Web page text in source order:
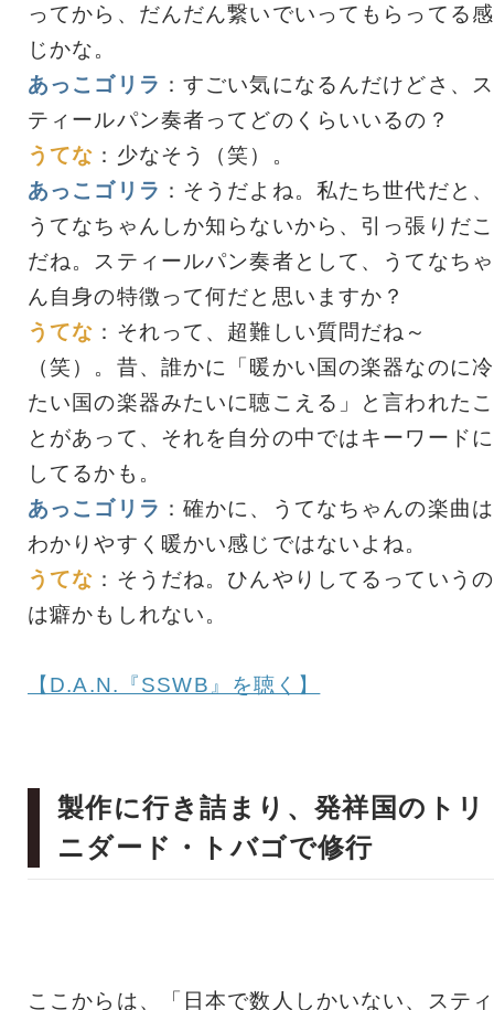
ってから、だんだん繋いでいってもらってる感
じかな。
あっこゴリラ ：すごい気になるんだけどさ、ス
ティールパン奏者ってどのくらいいるの？
うてな ：少なそう（笑）。
あっこゴリラ ：そうだよね。私たち世代だと、
うてなちゃんしか知らないから、引っ張りだこ
だね。スティールパン奏者として、うてなちゃ
ん自身の特徴って何だと思いますか？
うてな ：それって、超難しい質問だね～
（笑）。昔、誰かに「暖かい国の楽器なのに冷
たい国の楽器みたいに聴こえる」と言われたこ
とがあって、それを自分の中ではキーワードに
してるかも。
あっこゴリラ ：確かに、うてなちゃんの楽曲は
わかりやすく暖かい感じではないよね。
うてな ：そうだね。ひんやりしてるっていうの
は癖かもしれない。
【D.A.N.『SSWB』を聴く】
製作に行き詰まり、発祥国のトリ
ニダード・トバゴで修行
ここからは、「日本で数人しかいない、スティ